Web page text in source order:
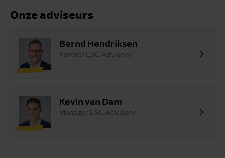
Onze adviseurs
Bernd Hendriksen
Partner ESG Advisory
Kevin van Dam
Manager ESG Advisory